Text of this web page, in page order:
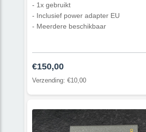
- 1x gebruikt
- Inclusief power adapter EU
- Meerdere beschikbaar
€150,00
Verzending: €10,00